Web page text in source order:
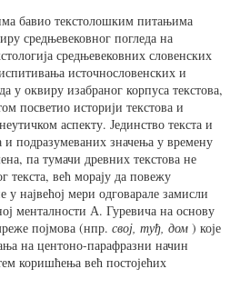
бавио текстолошким питањима
средњевековног погледа на
средњевековних словенских
источнословенских и
у оквиру изабраног корпуса текстова,
посветио историји текстова и
аспекту. Јединство текста и
и подразумеваних значења у времену
па тумачи древних текстова не
текста, већ морају да повежу
највећој мери одговарале замисли
менталности А. Гуревича на основу
појмова (нпр. свој, туђ, дом ) које
на центоно-парафразни начин
коришћења већ постојећих